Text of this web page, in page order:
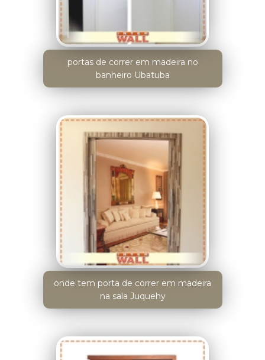
portas de correr em madeira no
banheiro Ubatuba
onde tem porta de correr em madeira
na sala Juquehy